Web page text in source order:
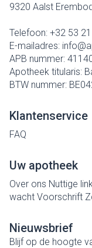
9320 Aalst
Telefoon: +32 53
E-mailadres: info@
APB nummer:
Apotheek titularis:
BTW nummer:
Klantenservice
FAQ
Uw apotheek
Over ons Nuttige
wacht Voorschrift
Nieuwsbrief
Blijf op de hoogte